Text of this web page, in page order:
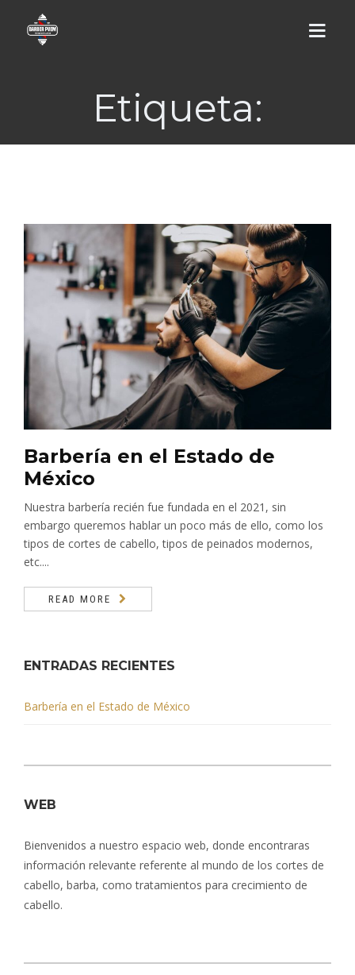
WEB
CONTACTAR
Etiqueta:
Barbería en el Estado de
México
Nuestra barbería recién fue fundada en el 2021, sin
embargo queremos hablar un poco más de ello, como los
tipos de cortes de cabello, tipos de peinados modernos,
etc....
READ MORE
ENTRADAS RECIENTES
Barbería en el Estado de México
WEB
Bienvenidos a nuestro espacio web, donde encontraras
información relevante referente al mundo de los cortes de
cabello, barba, como tratamientos para crecimiento de
cabello.